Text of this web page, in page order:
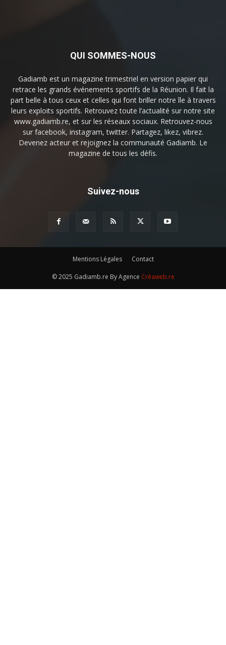
QUI SOMMES-NOUS
Gadiamb est un magazine trimestriel en version papier qui
retrace les grands événements sportifs de la Réunion. Il fait la
part belle à tous ceux et celles qui font briller notre île à travers
leurs exploits sportifs. Retrouvez toute l’actualité sur notre site
www.gadiamb.re, et sur les réseaux sociaux. Retrouvez-nous
sur facebook, instagram, twitter. Partagez, likez, vibrez.
Devenez acteur et rejoignez la communauté Gadiamb. Le
magazine de tous les défis.
Suivez-nous
Mentions Légales Contact
© 2025 Gadiamb.re By Agence Créaweb.re